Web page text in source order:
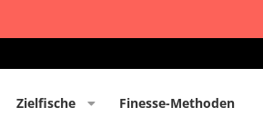
Zielfische Finesse-Methoden